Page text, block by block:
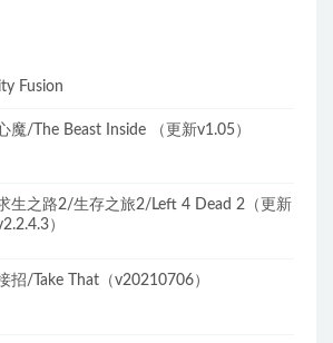
Fusion
魔/The Beast Inside （更新v1.05）
生之路2/生存之旅2/Left 4 Dead 2（更新
）
招/Take That（v20210706）